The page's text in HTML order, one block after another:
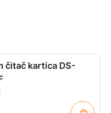
čitač kartica DS-